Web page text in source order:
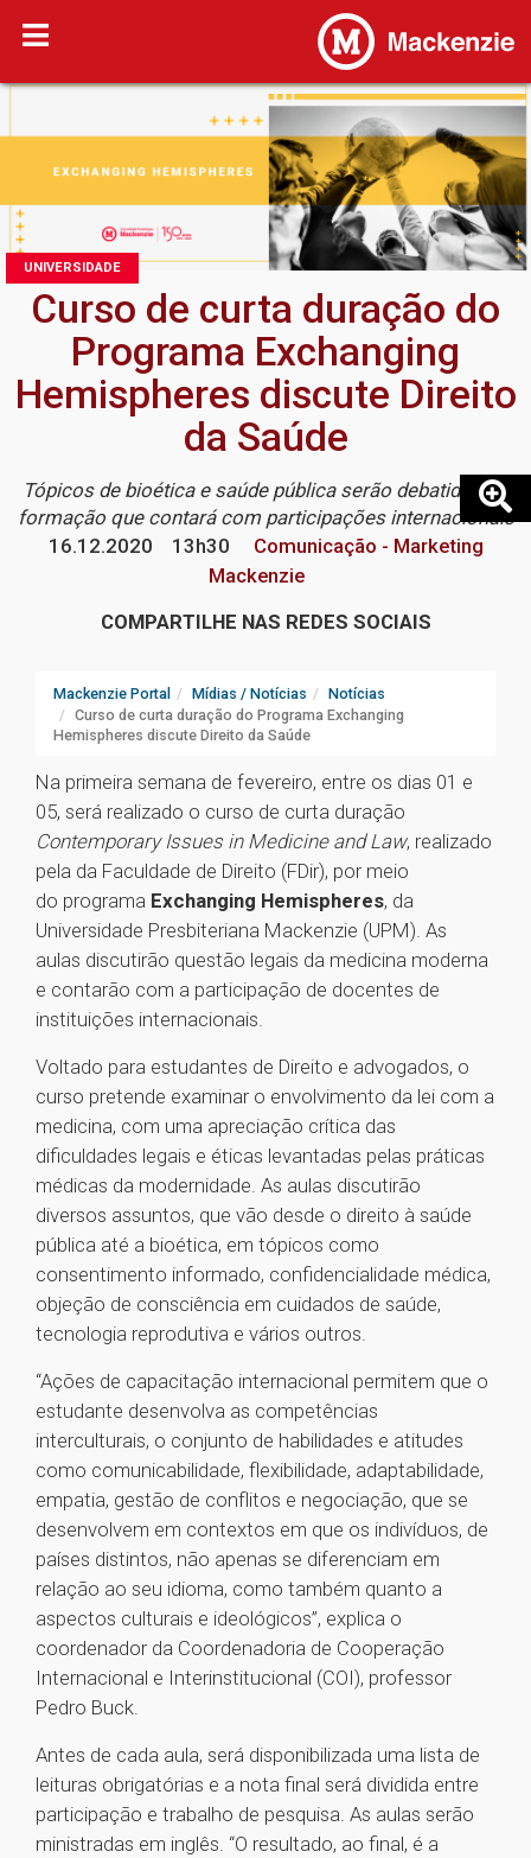
UNIVERSIDADE
Curso de curta duração do
Programa Exchanging
Hemispheres discute Direito
da Saúde
Tópicos de bioética e saúde pública serão debatidos na
formação que contará com participações internacionais
16.12.2020
13h30
Comunicação - Marketing
Mackenzie
COMPARTILHE NAS REDES SOCIAIS
Mackenzie Portal Mídias / Notícias
Notícias
Curso de curta duração do Programa Exchanging
Hemispheres discute Direito da Saúde
Na primeira semana de fevereiro, entre os dias 01 e
05, será realizado o curso de curta duração
Contemporary Issues in Medicine and Law, realizado
pela da Faculdade de Direito (FDir), por meio
do programa Exchanging Hemispheres, da
Universidade Presbiteriana Mackenzie (UPM). As
aulas discutirão questão legais da medicina moderna
e contarão com a participação de docentes de
instituições internacionais.
Voltado para estudantes de Direito e advogados, o
curso pretende examinar o envolvimento da lei com a
medicina, com uma apreciação crítica das
dificuldades legais e éticas levantadas pelas práticas
médicas da modernidade. As aulas discutirão
diversos assuntos, que vão desde o direito à saúde
pública até a bioética, em tópicos como
consentimento informado, confidencialidade médica,
objeção de consciência em cuidados de saúde,
tecnologia reprodutiva e vários outros.
“Ações de capacitação internacional permitem que o
estudante desenvolva as competências
interculturais, o conjunto de habilidades e atitudes
como comunicabilidade, flexibilidade, adaptabilidade,
empatia, gestão de conflitos e negociação, que se
desenvolvem em contextos em que os indivíduos, de
países distintos, não apenas se diferenciam em
relação ao seu idioma, como também quanto a
aspectos culturais e ideológicos”, explica o
coordenador da Coordenadoria de Cooperação
Internacional e Interinstitucional (COI), professor
Pedro Buck.
Antes de cada aula, será disponibilizada uma lista de
leituras obrigatórias e a nota final será dividida entre
participação e trabalho de pesquisa. As aulas serão
ministradas em inglês. “O resultado, ao final, é a